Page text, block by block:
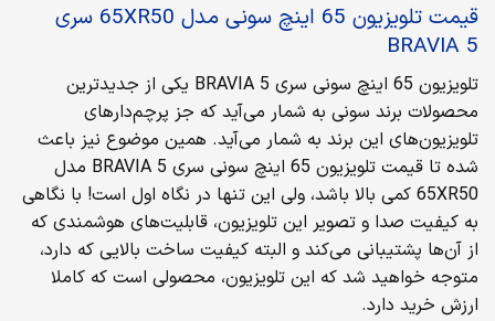
قیمت تلویزیون 65 اینچ سونی مدل 65XR50 سری
BRAVIA 5
تلویزیون 65 اینچ سونی سری BRAVIA 5 یکی از جدیدترین
محصولات برند سونی به شمار می‌آید که جز پرچم‌دارهای
تلویزیون‌های این برند به شمار می‌آید. همین موضوع نیز باعث
شده تا قیمت تلویزیون 65 اینچ سونی سری BRAVIA 5 مدل
65XR50 کمی بالا باشد، ولی این تنها در نگاه اول است! با نگاهی
به کیفیت صدا و تصویر این تلویزیون، قابلیت‌های هوشمندی که
از آن‌ها پشتیبانی می‌کند و البته کیفیت ساخت بالایی که دارد،
متوجه خواهید شد که این تلویزیون، محصولی است که کاملا
ارزش خرید دارد.